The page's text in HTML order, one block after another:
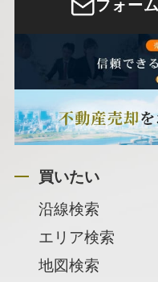
フォー
買いたい
沿線検索
エリア検索
地図検索